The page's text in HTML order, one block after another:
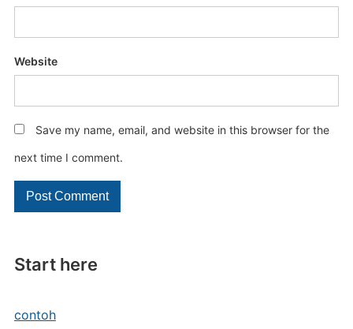
Start here
contoh
Website
Save my name, email, and website in this browser for the
next time I comment.